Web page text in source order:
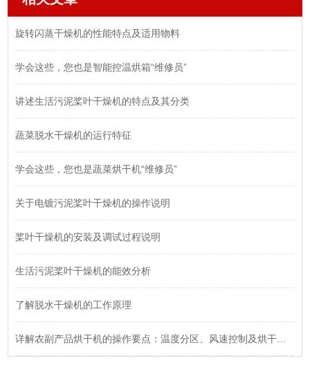
旋转闪蒸干燥机的性能特点及适用物料
学会这些，您也是智能控温烘箱“维修员”
讲述生活污泥桨叶干燥机的特点及其分类
蔬菜脱水干燥机的运行特征
学会这些，您也是蔬菜烘干机“维修员”
关于电镀污泥桨叶干燥机的操作说明
桨叶干燥机的安装及调试过程说明
生活污泥桨叶干燥机的能效分析
了解脱水干燥机的工作原理
详解农副产品烘干机的操作要点：温度分区、风速控制及烘干时间的设定